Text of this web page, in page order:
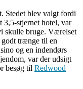
Stedet blev valgt fordi
3,5-stjernet hotel, var
skulle bruge. Værelset
godt trænge til en
og en indendørs
var der udsigt
besøg til Redwood